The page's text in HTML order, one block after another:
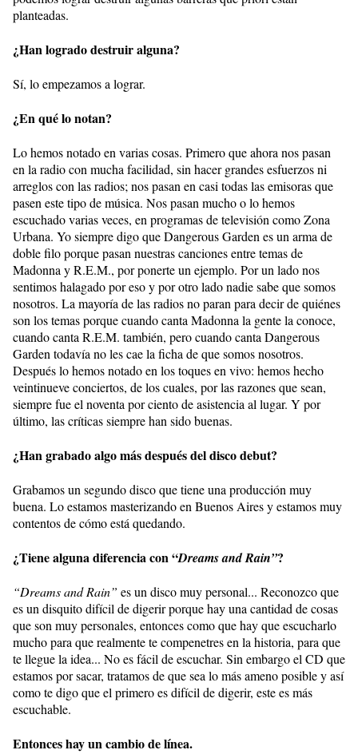
planteadas.
¿Han logrado destruir alguna?
Sí, lo empezamos a lograr.
¿En qué lo notan?
Lo hemos notado en varias cosas. Primero que ahora nos pasan
en la radio con mucha facilidad, sin hacer grandes esfuerzos ni
arreglos con las radios; nos pasan en casi todas las emisoras que
pasen este tipo de música. Nos pasan mucho o lo hemos
escuchado varias veces, en programas de televisión como Zona
Urbana. Yo siempre digo que Dangerous Garden es un arma de
doble filo porque pasan nuestras canciones entre temas de
Madonna y R.E.M., por ponerte un ejemplo. Por un lado nos
sentimos halagado por eso y por otro lado nadie sabe que somos
nosotros. La mayoría de las radios no paran para decir de quiénes
son los temas porque cuando canta Madonna la gente la conoce,
cuando canta R.E.M. también, pero cuando canta Dangerous
Garden todavía no les cae la ficha de que somos nosotros.
Después lo hemos notado en los toques en vivo: hemos hecho
veintinueve conciertos, de los cuales, por las razones que sean,
siempre fue el noventa por ciento de asistencia al lugar. Y por
último, las críticas siempre han sido buenas.
¿Han grabado algo más después del disco debut?
Grabamos un segundo disco que tiene una producción muy
buena. Lo estamos masterizando en Buenos Aires y estamos muy
contentos de cómo está quedando.
¿Tiene alguna diferencia con “Dreams and Rain”?
“Dreams and Rain” es un disco muy personal... Reconozco que
es un disquito difícil de digerir porque hay una cantidad de cosas
que son muy personales, entonces como que hay que escucharlo
mucho para que realmente te compenetres en la historia, para que
te llegue la idea... No es fácil de escuchar. Sin embargo el CD que
estamos por sacar, tratamos de que sea lo más ameno posible y así
como te digo que el primero es difícil de digerir, este es más
escuchable.
Entonces hay un cambio de línea.